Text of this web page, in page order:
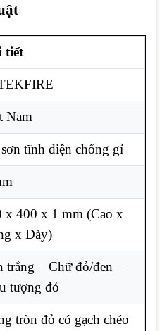
tiết
Nam
sơn tĩnh điện chống gỉ
x 400 x 1 mm (Cao x
x Dày)
trắng – Chữ đỏ/đen –
tượng đỏ
tròn đỏ có gạch chéo